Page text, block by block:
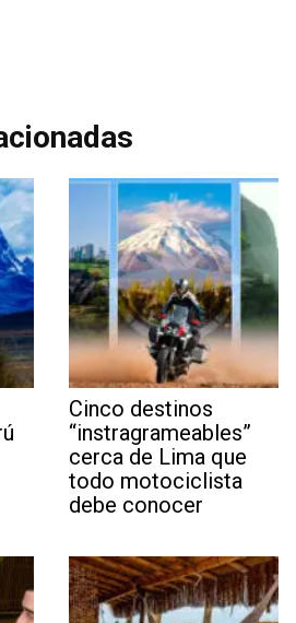
Cinco destinos
“instragrameables”
cerca de Lima que
todo motociclista
debe conocer